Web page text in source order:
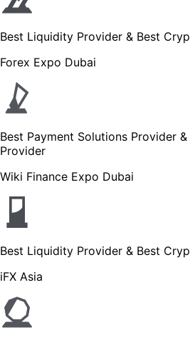
Best Liquidity Provider & Best
Forex Expo Dubai
Best Payment Solutions Provider
Provider
Wiki Finance Expo Dubai
Best Liquidity Provider & Best
iFX Asia